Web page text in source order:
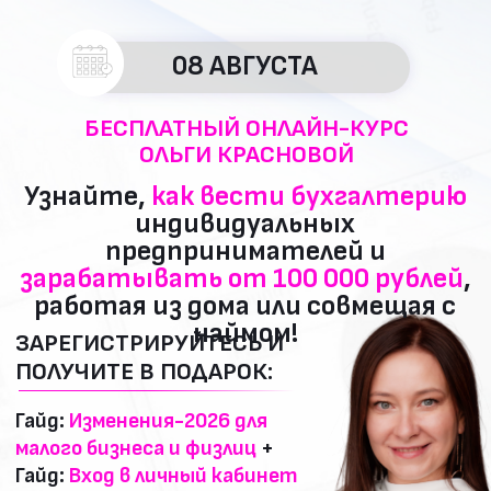
ЗАРЕГИСТРИРУЙТЕСЬ И
ПОЛУЧИТЕ В ПОДАРОК:
Гайд:Изменения-2026 для
малого бизнеса и физлиц +
Гайд:Вход в личный кабинет
ИП по ЭЦП. Инструкция по
настройке компьютера
ПОДАРОК
БЕСПЛАТНЫЙ ОНЛАЙН-КУРС
ОЛЬГИ КРАСНОВОЙ
08 АВГУСТА
Узнайте,как вести бухгалтерию
индивидуальных
предпринимателей и
зарабатывать от 100 000 рублей,
работая из дома или совмещая с
наймом!